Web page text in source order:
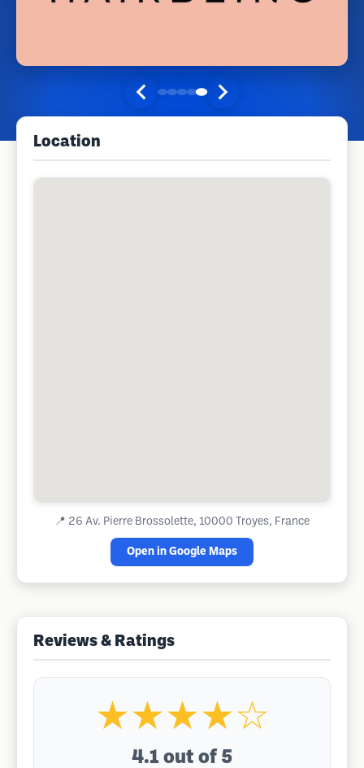
Location
📍 26 Av. Pierre Brossolette, 10000 Troyes, France
Open in Google Maps
Reviews & Ratings
★★★★☆
4.1 out of 5